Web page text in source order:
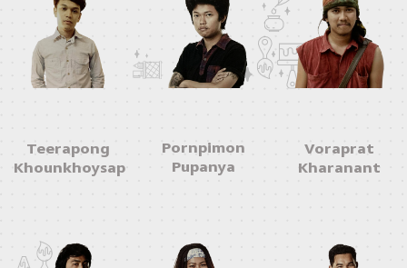
Teerapong
Khounkhoysap
Pornpimon
Pupanya
Voraprat
Kharanant